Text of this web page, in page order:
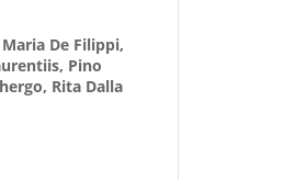
Maria De Filippi,
Pino
Rita Dalla